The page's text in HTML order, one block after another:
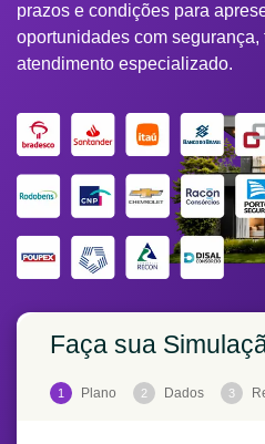
prazos e condições para
oportunidades com
atendimento especializado.
Faça sua
1 Plano 2 Dados 3